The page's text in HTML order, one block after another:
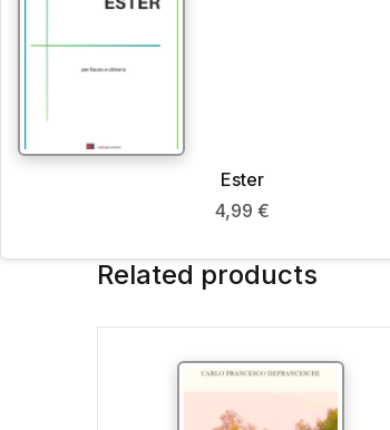
Ester
4,99 €
Related products